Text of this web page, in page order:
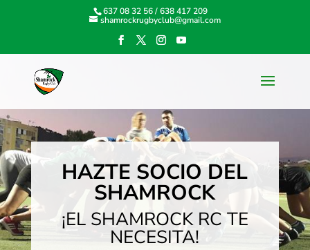
637 08 32 56/638 417 209
shamrockrugbyclub@gmail.com
HAZTE SOCIO DEL
SHAMROCK
¡EL SHAMROCK RC TE
NECESITA!